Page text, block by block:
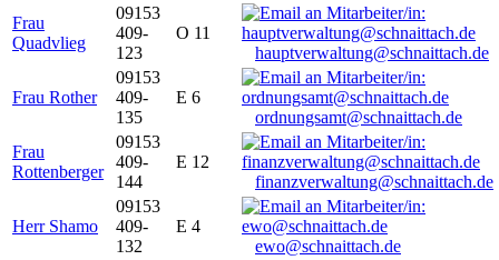
Frau
Quadvlieg
09153
409-
123
O 11
hauptverwaltung@schnaittach.de
Frau Rother
09153
409-
135
E 6
ordnungsamt@schnaittach.de
Frau
Rottenberger
09153
409-
144
E 12
finanzverwaltung@schnaittach.de
Herr Shamo
09153
409-
132
E 4
ewo@schnaittach.de